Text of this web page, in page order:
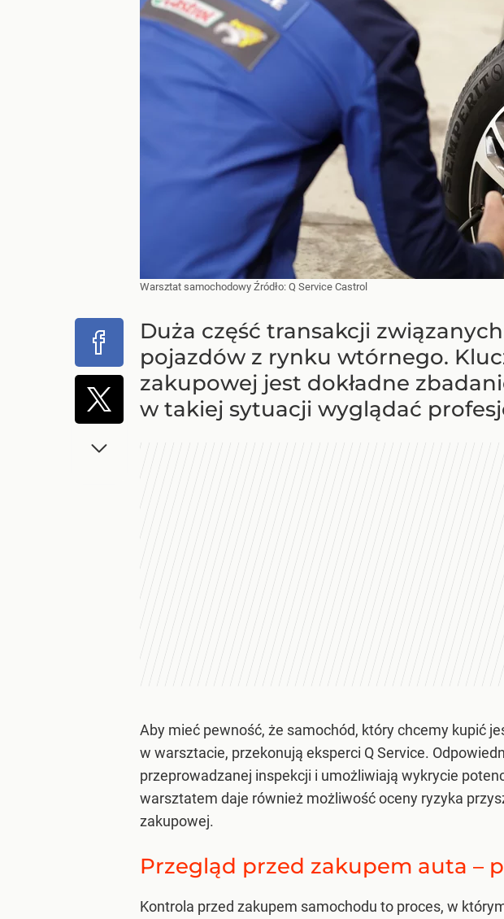
Warsztat samochodowy Źródło: Q Service Castrol
Duża część transakcji
pojazdów z rynku wtórnego.
zakupowej jest dokładne
w takiej sytuacji wyglądać
Aby mieć pewność, że samochód, który chcemy kupić
w warsztacie, przekonują eksperci Q Service.
przeprowadzanej inspekcji i umożliwiają wykrycie
warsztatem daje również możliwość oceny ryzyka
zakupowej.
Przegląd przed zakupem auta –
Kontrola przed zakupem samochodu to proces, w